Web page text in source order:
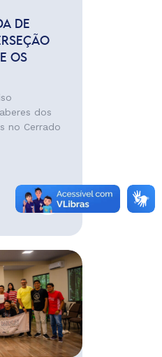
DE
OS
dos
no Cerrado